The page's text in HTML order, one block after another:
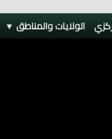
الولايات والمناطق ▼